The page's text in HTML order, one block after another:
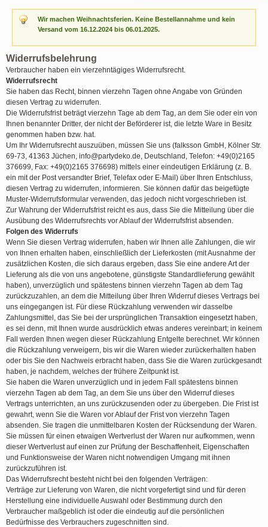
Wir machen Weihnachtsferien. Keine Bestellannahme und kein
Versand vom 16.12.2024 bis 06.01.2025.
Widerrufsbelehrung
Verbraucher haben ein vierzehntägiges Widerrufsrecht.
Widerrufsrecht
Sie haben das Recht, binnen vierzehn Tagen ohne Angabe von Gründen
diesen Vertrag zu widerrufen.
Die Widerrufsfrist beträgt vierzehn Tage ab dem Tag, an dem Sie oder ein von
Ihnen benannter Dritter, der nicht der Beförderer ist, die letzte Ware in Besitz
genommen haben bzw. hat.
Um Ihr Widerrufsrecht auszuüben, müssen Sie uns (falksson GmbH, Kölner Str.
69-73, 41363 Jüchen, info@partydeko.de , Deutschland, Telefon: +49(0)2165
376699, Fax: +49(0)2165 376698) mittels einer eindeutigen Erklärung (z. B.
ein mit der Post versandter Brief, Telefax oder E-Mail) über Ihren Entschluss,
diesen Vertrag zu widerrufen, informieren. Sie können dafür das beigefügte
Muster-Widerrufsformular verwenden, das jedoch nicht vorgeschrieben ist.
Zur Wahrung der Widerrufsfrist reicht es aus, dass Sie die Mitteilung über die
Ausübung des Widerrufsrechts vor Ablauf der Widerrufsfrist absenden.
Folgen des Widerrufs
Wenn Sie diesen Vertrag widerrufen, haben wir Ihnen alle Zahlungen, die wir
von Ihnen erhalten haben, einschließlich der Lieferkosten (mit Ausnahme der
zusätzlichen Kosten, die sich daraus ergeben, dass Sie eine andere Art der
Lieferung als die von uns angebotene, günstigste Standardlieferung gewählt
haben), unverzüglich und spätestens binnen vierzehn Tagen ab dem Tag
zurückzuzahlen, an dem die Mitteilung über Ihren Widerruf dieses Vertrags bei
uns eingegangen ist. Für diese Rückzahlung verwenden wir dasselbe
Zahlungsmittel, das Sie bei der ursprünglichen Transaktion eingesetzt haben,
es sei denn, mit Ihnen wurde ausdrücklich etwas anderes vereinbart; in keinem
Fall werden Ihnen wegen dieser Rückzahlung Entgelte berechnet. Wir können
die Rückzahlung verweigern, bis wir die Waren wieder zurückerhalten haben
oder bis Sie den Nachweis erbracht haben, dass Sie die Waren zurückgesandt
haben, je nachdem, welches der frühere Zeitpunkt ist.
Sie haben die Waren unverzüglich und in jedem Fall spätestens binnen
vierzehn Tagen ab dem Tag, an dem Sie uns über den Widerruf dieses
Vertrags unterrichten, an uns zurückzusenden oder zu übergeben. Die Frist ist
gewahrt, wenn Sie die Waren vor Ablauf der Frist von vierzehn Tagen
absenden. Sie tragen die unmittelbaren Kosten der Rücksendung der Waren.
Sie müssen für einen etwaigen Wertverlust der Waren nur aufkommen, wenn
dieser Wertverlust auf einen zur Prüfung der Beschaffenheit, Eigenschaften
und Funktionsweise der Waren nicht notwendigen Umgang mit ihnen
zurückzuführen ist.
Das Widerrufsrecht besteht nicht bei den folgenden Verträgen:
Verträge zur Lieferung von Waren, die nicht vorgefertigt sind und für deren
Herstellung eine individuelle Auswahl oder Bestimmung durch den
Verbraucher maßgeblich ist oder die eindeutig auf die persönlichen
Bedürfnisse des Verbrauchers zugeschnitten sind.